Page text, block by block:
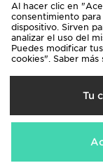
Al hacer clic en
consentimiento
dispositivo. Sirven
analizar el uso del
Puedes modificar
cookies". Saber más
Tu